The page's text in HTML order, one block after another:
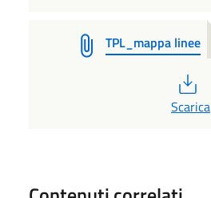
TPL_mappa linee
Scarica